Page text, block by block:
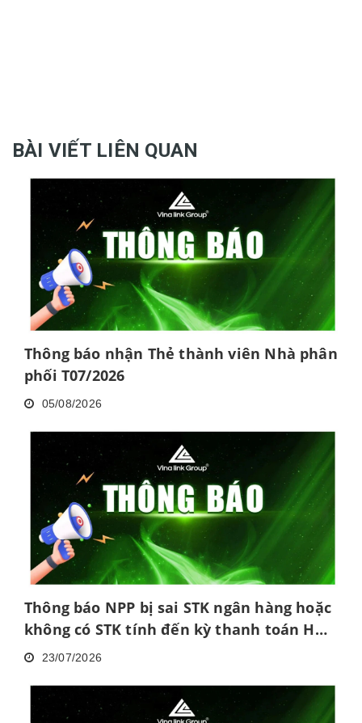
BÀI VIẾT LIÊN QUAN
Thông báo nhận Thẻ thành viên Nhà phân
phối T07/2026
05/08/2026
Thông báo NPP bị sai STK ngân hàng hoặc
không có STK tính đến kỳ thanh toán HH
tháng 6/2026
23/07/2026